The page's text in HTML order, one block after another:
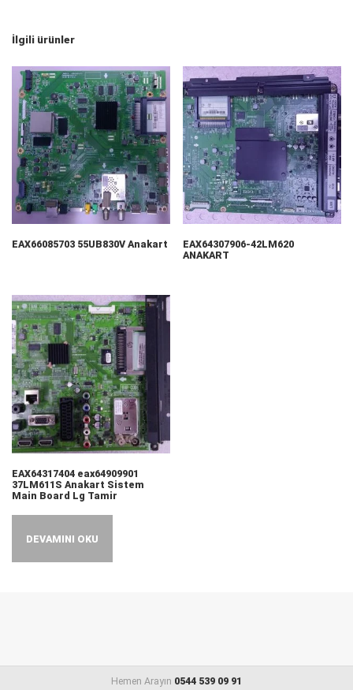
İlgili ürünler
EAX66085703 55UB830V Anakart
EAX64307906-42LM620
ANAKART
EAX64317404 eax64909901
37LM611S Anakart Sistem
Main Board Lg Tamir
DEVAMINI OKU
Hemen Arayın 0544 539 09 91